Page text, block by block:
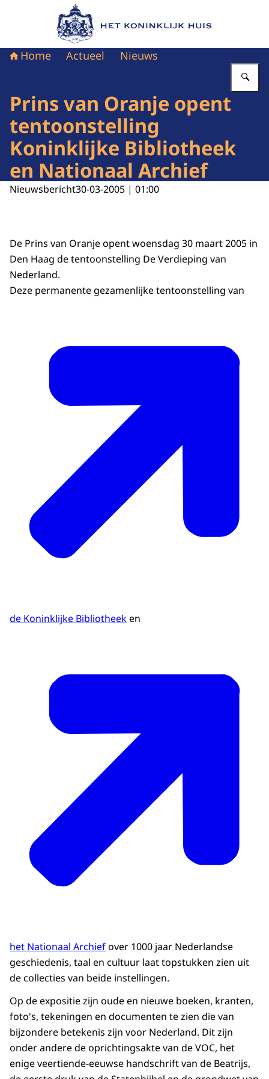
Naar de homepage van Het Koninklijk Huis
Home Actueel Nieuws
Prins van Oranje opent
tentoonstelling
Koninklijke Bibliotheek
en Nationaal Archief
Nieuwsbericht30-03-2005 | 01:00
De Prins van Oranje opent woensdag 30 maart 2005 in
Den Haag de tentoonstelling De Verdieping van
Nederland.
Deze permanente gezamenlijke tentoonstelling van
de Koninklijke Bibliotheeken
het Nationaal Archiefover 1000 jaar Nederlandse
geschiedenis, taal en cultuur laat topstukken zien uit
de collecties van beide instellingen.
Op de expositie zijn oude en nieuwe boeken, kranten,
foto's, tekeningen en documenten te zien die van
bijzondere betekenis zijn voor Nederland. Dit zijn
onder andere de oprichtingsakte van de VOC, het
enige veertiende-eeuwse handschrift van de Beatrijs,